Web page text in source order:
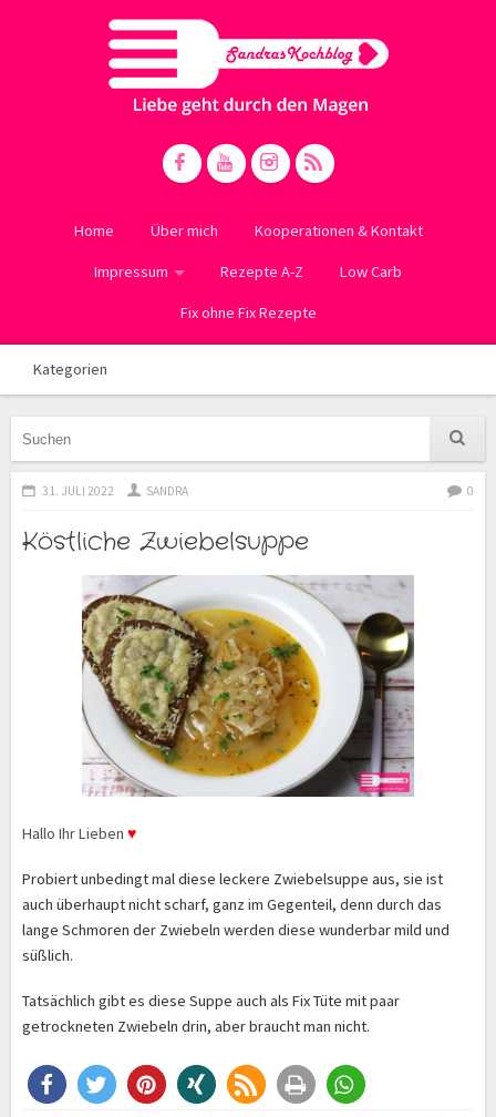
Home Über mich Kooperationen & Kontakt
Impressum Rezepte A-Z Low Carb
Fix ohne Fix Rezepte
Kategorien
31. JULI 2022 SANDRA 0
Köstliche Zwiebelsuppe
Hallo Ihr Lieben ♥
Probiert unbedingt mal diese leckere Zwiebelsuppe aus, sie ist
auch überhaupt nicht scharf, ganz im Gegenteil, denn durch das
lange Schmoren der Zwiebeln werden diese wunderbar mild und
süßlich.
Tatsächlich gibt es diese Suppe auch als Fix Tüte mit paar
getrockneten Zwiebeln drin, aber braucht man nicht.